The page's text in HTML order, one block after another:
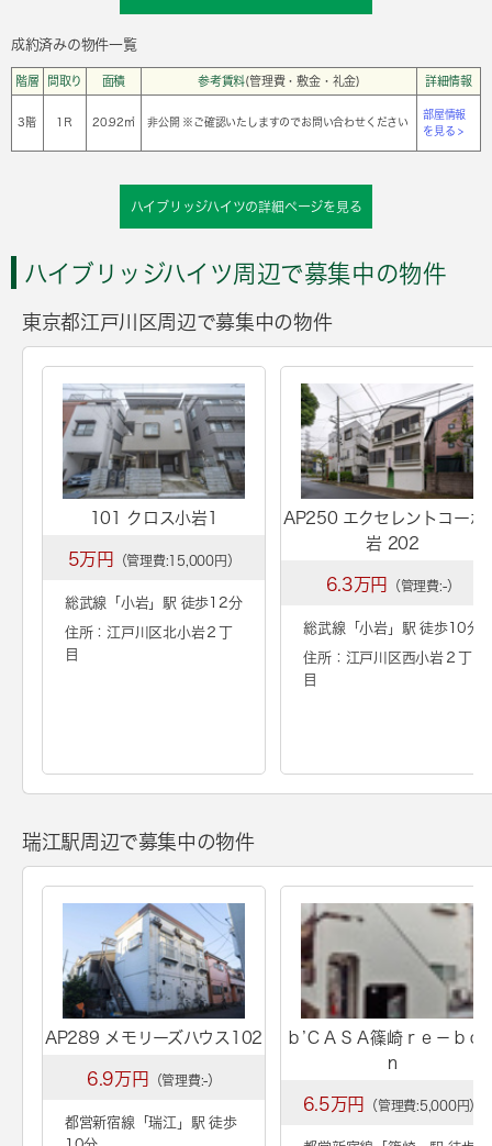
成約済みの物件一覧
階層 間取り 面積 参考賃料(管理費・敷金・礼金) 詳細情報
3階 1Ｒ 20.92㎡ 非公開 ※ご確認いたしますのでお問い合わせください
部屋情報
を見る >
ハイブリッジハイツの詳細ページを見る
ハイブリッジハイツ周辺で募集中の物件
東京都江戸川区周辺で募集中の物件
101 クロス小岩1
5万円 （管理費:15,000円）
総武線「 小岩」駅 徒歩12分
住所：江戸川区北小岩２丁
目
AP250 エクセレントコーポ
岩 202
6.3万円 （管理費:-）
総武線「小岩」駅 徒歩10分
住所：江戸川区西小岩２丁
目
瑞江駅周辺で募集中の物件
AP289 メモリーズハウス102
6.9万円 （管理費:-）
都営新宿線「瑞江 」駅 徒歩
ｂ’ＣＡＳＡ篠崎ｒｅ－ｂｏ
ｎ
6.5万円 （管理費:5,000円）